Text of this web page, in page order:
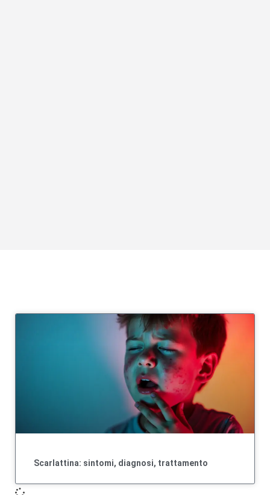
Scarlattina: sintomi, diagnosi, trattamento